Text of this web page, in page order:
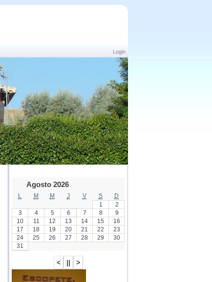
Login
Agosto 2026
M M J V S
D
1
2
3
4 5 6 7 8
9
10
11 12 13 14 15
16
17
18 19 20 21 22
23
24
25 26 27 28 29
30
31